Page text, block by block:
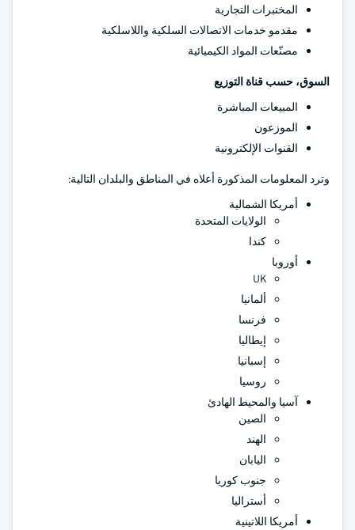
المختبرات التجارية
مقدمو خدمات الاتصالات السلكية واللاسلكية
مصنّعات المواد الكيميائية
السوق، حسب قناة التوزيع
المبيعات المباشرة
الموزعون
القنوات الإلكترونية
وترد المعلومات المذكورة أعلاه في المناطق والبلدان التالية:
أمريكا الشمالية
الولايات المتحدة
كندا
أوروبا
UK
ألمانيا
فرنسا
إيطاليا
إسبانيا
روسيا
آسيا والمحيط الهادئ
الصين
الهند
اليابان
جنوب كوريا
أستراليا
أمريكا اللاتينية